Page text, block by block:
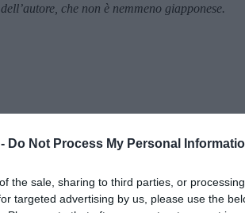
Do Not Process My Personal
the sale, sharing to third parties, or
targeted advertising by us, please use the
che non è nemmeno giapponese.